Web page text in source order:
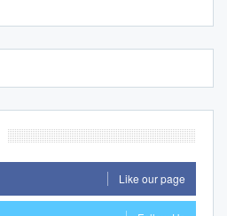
Like our page